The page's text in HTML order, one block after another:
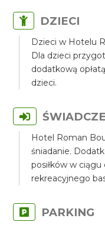
DZIECI
Dzieci w Hotelu
Dla dzieci
dodatkową
dzieci.
Hotel Roman
śniadanie.
posiłków w ciągu
rekreacyjnego
PARKING